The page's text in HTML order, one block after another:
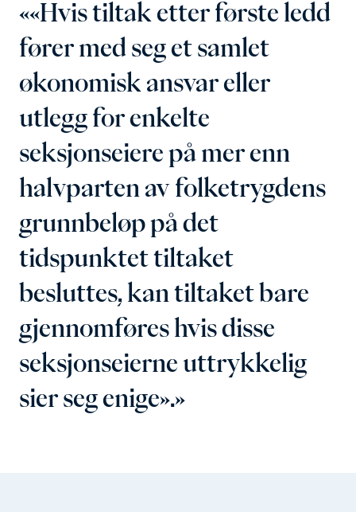
«Hvis tiltak etter første ledd
fører med seg et samlet
økonomisk ansvar eller
utlegg for enkelte
seksjonseiere på mer enn
halvparten av folketrygdens
grunnbeløp på det
tidspunktet tiltaket
besluttes, kan tiltaket bare
gjennomføres hvis disse
seksjonseierne uttrykkelig
sier seg enige».